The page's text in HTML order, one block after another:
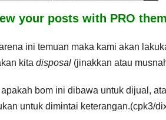
your posts with PRO
ini temuan maka kami akan
kita disposal (jinakkan atau
bom ini dibawa untuk dijual,
untuk dimintai keterangan.(cpk3/